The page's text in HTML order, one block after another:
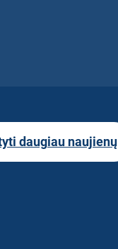
daugiau naujienų